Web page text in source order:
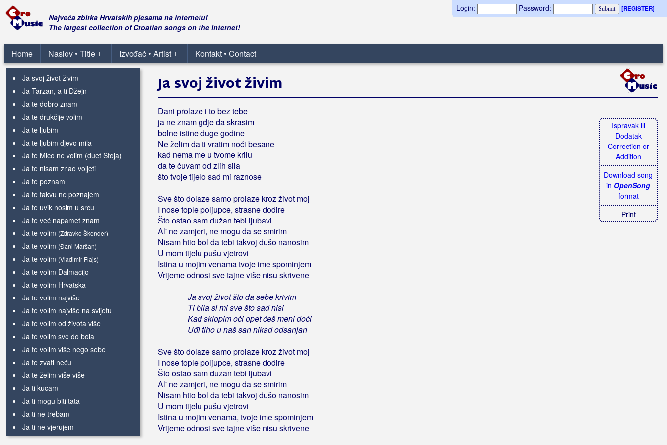
Login: Password: [REGISTER]
Najveća zbirka Hrvatskih pjesama na internetu!
The largest collection of Croatian songs on the internet!
Home +
Naslov • Title +
Izvođač • Artist Kontakt • Contact
Ja se ženim (Danko & Cocktail Band)
Ja se ženim (Patria)
Ja slijedim svoju zvijezdu
Ja sve ono najbolje
Ja svoj život živim
Ja Tarzan, a ti Džejn
Ja te dobro znam
Ja te drukčije volim
Ja te ljubim
Ja te ljubim djevo mila
Ja te Mico ne volim (duet Stoja)
Ja te nisam znao voljeti
Ja te poznam
Ja te takvu ne poznajem
Ja te uvik nosim u srcu
Ja te već napamet znam
Ja te volim (Zdravko Škender)
Ja te volim (Đani Maršan)
Ja te volim (Vladimir Flajs)
Ja te volim Dalmacijo
Ja te volim Hrvatska
Ja te volim najviše
Ja te volim najviše na svijetu
Ja te volim od života više
Ja te volim sve do bola
Ja te volim više nego sebe
Ja te zvati neću
Ja te želim više više
Ja ti kucam
Ja ti mogu biti tata
Ja ti ne trebam
Ja ti ne vjerujem
Ja ti priznajem
Ispravak ili
Dodatak
Correction or
Addition
Download song
in OpenSong
format
Print
Ja svoj život živim
Dani prolaze i to bez tebe
ja ne znam gdje da skrasim
bolne istine duge godine
Ne želim da ti vratim noći besane
kad nema me u tvome krilu
da te čuvam od zlih sila
što tvoje tijelo sad mi raznose
Sve što dolaze samo prolaze kroz život moj
I nose tople poljupce, strasne dodire
Što ostao sam dužan tebi ljubavi
Al' ne zamjeri, ne mogu da se smirim
Nisam htio bol da tebi takvoj dušo nanosim
U mom tijelu pušu vjetrovi
Istina u mojim venama tvoje ime spominjem
Vrijeme odnosi sve tajne više nisu skrivene
Ja svoj život što da sebe krivim
Ti bila si mi sve što sad nisi
Kad sklopim oči opet ćeš meni doći
Uđi tiho u naš san nikad odsanjan
Sve što dolaze samo prolaze kroz život moj
I nose tople poljupce, strasne dodire
Što ostao sam dužan tebi ljubavi
Al' ne zamjeri, ne mogu da se smirim
Nisam htio bol da tebi takvoj dušo nanosim
U mom tijelu pušu vjetrovi
Istina u mojim venama, tvoje ime spominjem
Vrijeme odnosi sve tajne više nisu skrivene